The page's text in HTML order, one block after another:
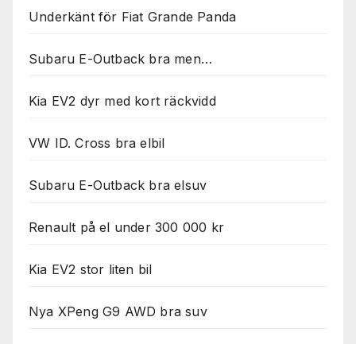
Underkänt för Fiat Grande Panda
Subaru E-Outback bra men…
Kia EV2 dyr med kort räckvidd
VW ID. Cross bra elbil
Subaru E-Outback bra elsuv
Renault på el under 300 000 kr
Kia EV2 stor liten bil
Nya XPeng G9 AWD bra suv